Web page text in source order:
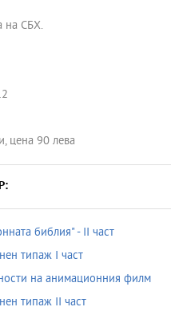
на СБХ.
цена 90 лева
библия" - II част
типаж I част
на анимационния филм
типаж II част